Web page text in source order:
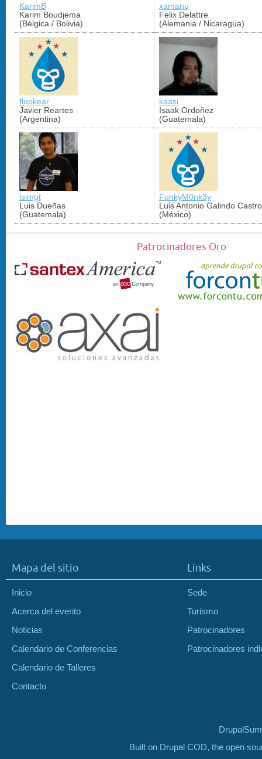
KarimB
Karim Boudjema
(Bélgica / Bolivia)
xamanu
Felix Delattre
(Alemania / Nicaragua)
flupkear
Javier Reartes
(Argentina)
kaasi
Isaak Ordoñez
(Guatemala)
isimgt
Luis Dueñas
(Guatemala)
FunkyM0nk3y
Luis Antonio Galindo Castro
(México)
Patrocinadores Oro
Mapa del sitio
Inicio
Acerca del evento
Noticias
Calendario de Conferencias
Calendario de Talleres
Contacto
Links
Sede
Turismo
Patrocinadores
Patrocinadores
Built on Drupal COD, the open